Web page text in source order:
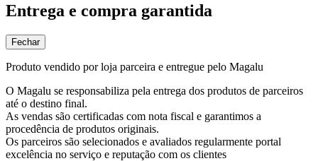
Entrega e compra garantida
Fechar
Produto vendido por loja parceira e entregue pelo Magalu
O Magalu se responsabiliza pela entrega dos produtos de parceiros
até o destino final.
As vendas são certificadas com nota fiscal e garantimos a
procedência de produtos originais.
Os parceiros são selecionados e avaliados regularmente portal
excelência no serviço e reputação com os clientes